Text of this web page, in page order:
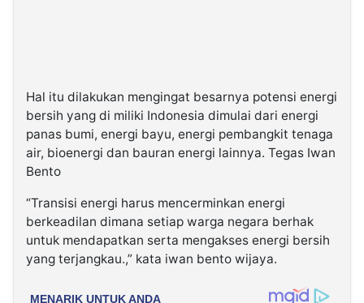
Hal itu dilakukan mengingat besarnya potensi energi
bersih yang di miliki Indonesia dimulai dari energi
panas bumi, energi bayu, energi pembangkit tenaga
air, bioenergi dan bauran energi lainnya. Tegas Iwan
Bento
“Transisi energi harus mencerminkan energi
berkeadilan dimana setiap warga negara berhak
untuk mendapatkan serta mengakses energi bersih
yang terjangkau.,” kata iwan bento wijaya.